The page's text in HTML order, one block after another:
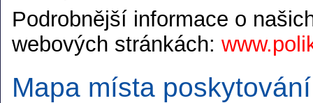
Podrobnější informace o
webových stránkách:
Mapa místa